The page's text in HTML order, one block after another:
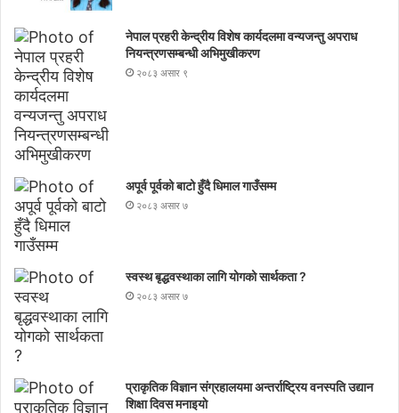
नेपाल प्रहरी केन्द्रीय विशेष कार्यदलमा वन्यजन्तु अपराध
नियन्त्रणसम्बन्धी अभिमुखीकरण
२०८३ असार ९
अपूर्व पूर्वको बाटो हुँदै धिमाल गाउँसम्म
२०८३ असार ७
स्वस्थ बृद्धवस्थाका लागि योगको सार्थकता ?
२०८३ असार ७
प्राकृतिक विज्ञान संग्रहालयमा अन्तर्राष्ट्रिय वनस्पति उद्यान
शिक्षा दिवस मनाइयाे